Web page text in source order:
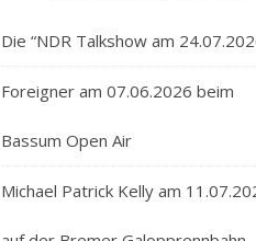
Die “NDR Talkshow am
Foreigner am 07.06.2026 beim
Bassum Open Air
Michael Patrick Kelly am